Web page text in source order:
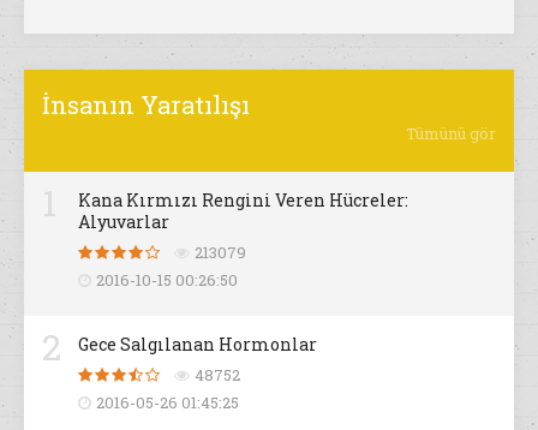
İnsanın Yaratılışı
Tümünü gör
Kana Kırmızı Rengini Veren Hücreler:
Alyuvarlar
213079
2016-10-15 00:26:50
2 Gece Salgılanan Hormonlar
48752
2016-05-26 01:45:25